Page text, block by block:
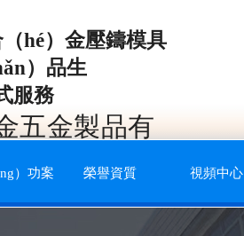
hé）金壓鑄模具
）品生
服務
五金製品有
）功案 榮譽資質 視頻中心